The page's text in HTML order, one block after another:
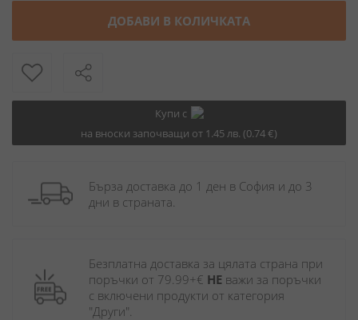
ДОБАВИ В КОЛИЧКАТА
Купи с
на вноски започващи от 1.45 лв. (0.74 €)
Бърза доставка до 1 ден в София и до 3
дни в страната.
Безплатна доставка за цялата страна при
поръчки от 79.99+€ НЕ важи за поръчки
с включени продукти от категория
"Други".